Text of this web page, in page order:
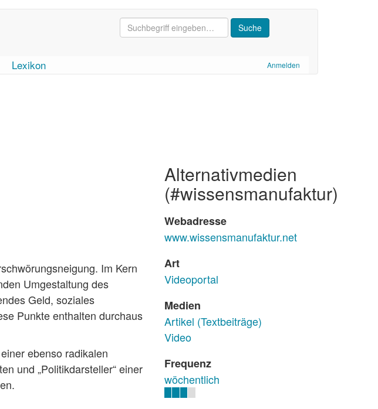
Anmelden
Lexikon
Im Kern
Umgestaltung des
Geld, soziales
Punkte enthalten durchaus
ebenso radikalen
und „Politikdarsteller“ einer
alternativmedien
(#wissensmanufaktur)
Webadresse
www.wissensmanufaktur.net
Art
Videoportal
Medien
Artikel (Textbeiträge)
Video
Frequenz
wöchentlich